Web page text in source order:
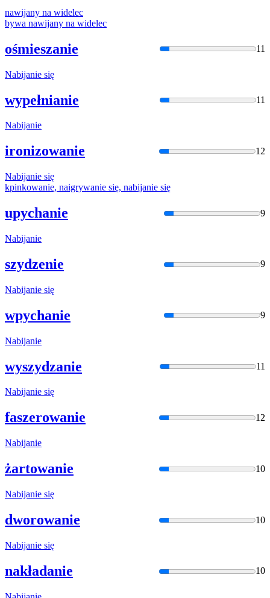
nawijany na widelec
bywa nawijany na widelec
ośmieszanie 11
Nabijanie się
wypełnianie 11
Nabijanie
ironizowanie 12
Nabijanie się
kpinkowanie, naigrywanie się, nabijanie się
upychanie 9
Nabijanie
szydzenie 9
Nabijanie się
wpychanie 9
Nabijanie
wyszydzanie 11
Nabijanie się
faszerowanie 12
Nabijanie
żartowanie 10
Nabijanie się
dworowanie 10
Nabijanie się
nakładanie 10